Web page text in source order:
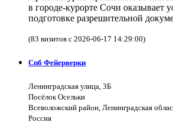
в городе-курорте Сочи оказывает
подготовке разрешительной
(83 визитов с 2026-06-17 14:29:00)
Спб Фейерверки
Ленинградская улица, 3Б
Посёлок Осельки
Всеволожский район, Ленинградская
Россия